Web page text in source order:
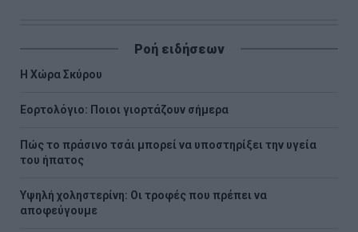
Ροή ειδήσεων
Η Χώρα Σκύρου
Εορτολόγιο: Ποιοι γιορτάζουν σήμερα
Πώς το πράσινο τσάι μπορεί να υποστηρίξει την υγεία
του ήπατος
Υψηλή χοληστερίνη: Οι τροφές που πρέπει να
αποφεύγουμε